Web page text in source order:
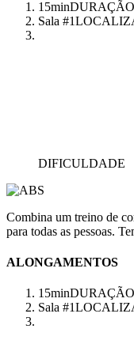
15minDURAÇÃO
Sala #1
DIFICULDADE
Combina um treino de
para todas as pessoas.
ALONGAMENTOS
15minDURAÇÃO
Sala #1